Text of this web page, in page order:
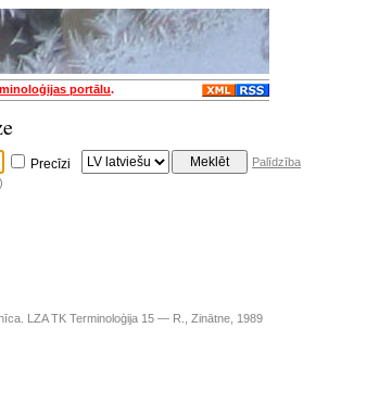
portālu.
Precīzi
Palīdzība
LZA TK Terminoloģija 15 — R., Zinātne, 1989